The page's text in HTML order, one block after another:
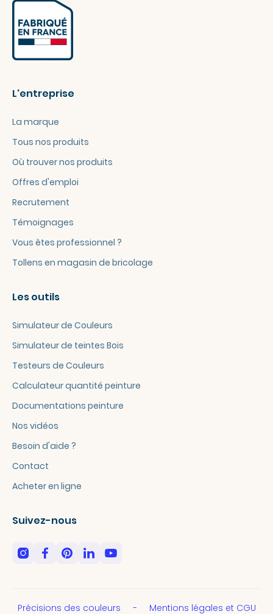
L'entreprise
La marque
Tous nos produits
Où trouver nos produits
Offres d'emploi
Recrutement
Témoignages
Vous êtes professionnel ?
Tollens en magasin de bricolage
Les outils
Simulateur de Couleurs
Simulateur de teintes Bois
Testeurs de Couleurs
Calculateur quantité peinture
Documentations peinture
Nos vidéos
Besoin d'aide ?
Contact
Acheter en ligne
Suivez-nous
Précisions des couleurs Mentions légales et CGU